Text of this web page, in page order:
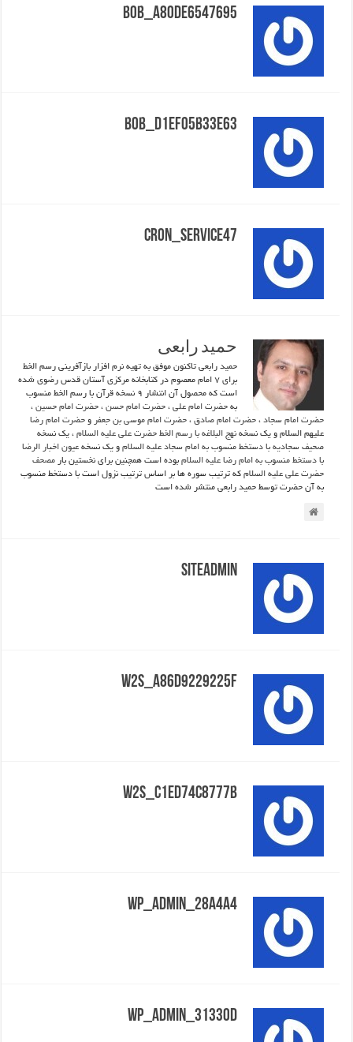
Bob_a80de6547695
Bob_d1ef05b33e63
Cron_service47
حمید رابعی
حمید رابعی تاکنون موفق به تهیه نرم افزار بازآفرینی رسم الخط
برای 7 امام معصوم در کتابخانه مرکزی آستان قدس رضوی شده
است که محصول آن انتشار 9 نسخه قرآن با رسم الخط منسوب
بهحضرت امام علی ،حضرت امام حسن ،حضرت امام حسین ،
حضرت امام سجاد،حضرت امام صادق ،حضرت امام موسی بن جعفروحضرت امام رضا
علیهم السلام و یک نسخهنهج البلاغه با رسم الخط حضرت علی علیه السلام ، یک نسخه
صحیف سجادیه با دستخط منسوب به امام سجاد علیه السلام و یک نسخهعیون اخبار الرضا
با دستخط منسوب به امام رضا علیه السلامبوده استهمچنین برای نخستین بار مصحف
حضرت علی علیه السلامکه ترتیب سوره ها بر اساس ترتیب نزول است با دستخط منسوب
به آن حضرت توسط حمید رابعی منتشر شده است
Siteadmin
W2s_a86d9229225f
W2s_c1ed74c8777b
Wp_admin_28a4a4
Wp_admin_31330d